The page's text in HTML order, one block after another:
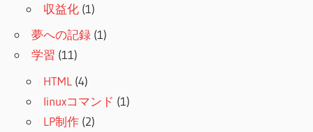
収益化 (1)
夢への記録 (1)
学習 (11)
HTML (4)
linuxコマンド (1)
LP制作 (2)